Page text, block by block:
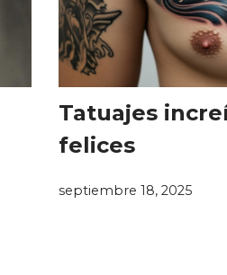
Tatuajes
felices
septiembre 18, 2025